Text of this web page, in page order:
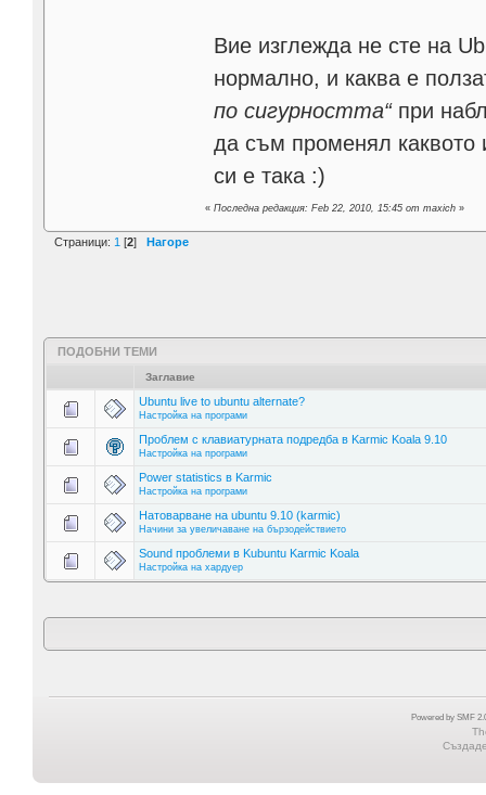
Вие изглежда не сте на
нормално, и каква е
по сигурността“при
да съм променял каквото
си е така :)
«Последна редакция: Feb 22, 2010, 15:45 от maxich »
Страници: 1 [2] Нагоре
ПОДОБНИ ТЕМИ
Заглавие
Ubuntu live to ubuntu alternate?
Настройка на програми
Проблем с клавиатурната подредба в Karmic Koala 9.10
Настройка на програми
Power statistics в Karmic
Настройка на програми
Натоварване на ubuntu 9.10 (karmic)
Начини за увеличаване на бързодействието
Sound проблеми в Kubuntu Karmic Koala
Настройка на хардуер
Powered by SMF